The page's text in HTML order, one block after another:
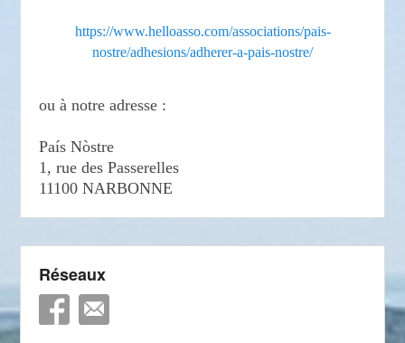
https://www.helloasso.com/associations/pais-
nostre/adhesions/adherer-a-pais-nostre/
ou à notre adresse :
País Nòstre
1, rue des Passerelles
11100 NARBONNE
Réseaux